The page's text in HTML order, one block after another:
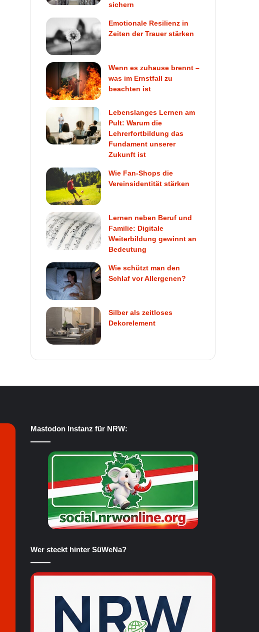
sichern
Emotionale Resilienz in
Zeiten der Trauer stärken
Wenn es zuhause brennt –
was im Ernstfall zu
beachten ist
Lebenslanges Lernen am
Pult: Warum die
Lehrerfortbildung das
Fundament unserer
Zukunft ist
Wie Fan-Shops die
Vereinsidentität stärken
Lernen neben Beruf und
Familie: Digitale
Weiterbildung gewinnt an
Bedeutung
Wie schützt man den
Schlaf vor Allergenen?
Silber als zeitloses
Dekorelement
Mastodon Instanz für NRW:
Wer steckt hinter SüWeNa?